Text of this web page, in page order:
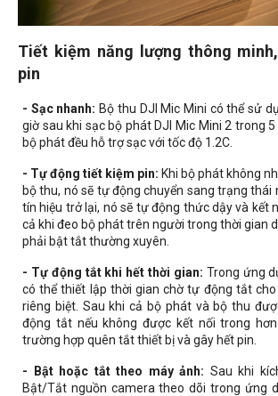
Tiết kiệm năng lượng thông
pin
- Sạc nhanh: Bộ thu DJI Mic Mini có thể sử
giờ sau khi sạc bộ phát DJI Mic Mini 2 trong
bộ phát đều hỗ trợ sạc với tốc độ 1.2C.
- Tự động tiết kiệm pin: Khi bộ phát không
bộ thu, nó sẽ tự động chuyển sang trạng thái
tín hiệu trở lại, nó sẽ tự động thức dậy và kết
cả khi đeo bộ phát trên người trong thời gian
phải bật tắt thường xuyên.
- Tự động tắt khi hết thời gian: Trong ứng
có thể thiết lập thời gian chờ tự động tắt
riêng biệt. Sau khi cả bộ phát và bộ thu
động tắt nếu không được kết nối trong
trường hợp quên tắt thiết bị và gây hết pin.
- Bật hoặc tắt theo máy ảnh: Sau khi
Bật/Tắt nguồn camera theo dõi trong ứng